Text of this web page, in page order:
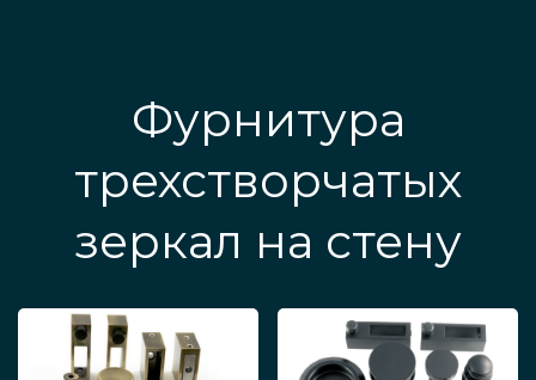
Фурнитура
трехстворчатых
зеркал на стену